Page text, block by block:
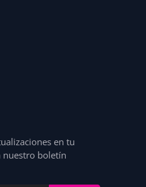
en tu
nuestro boletín